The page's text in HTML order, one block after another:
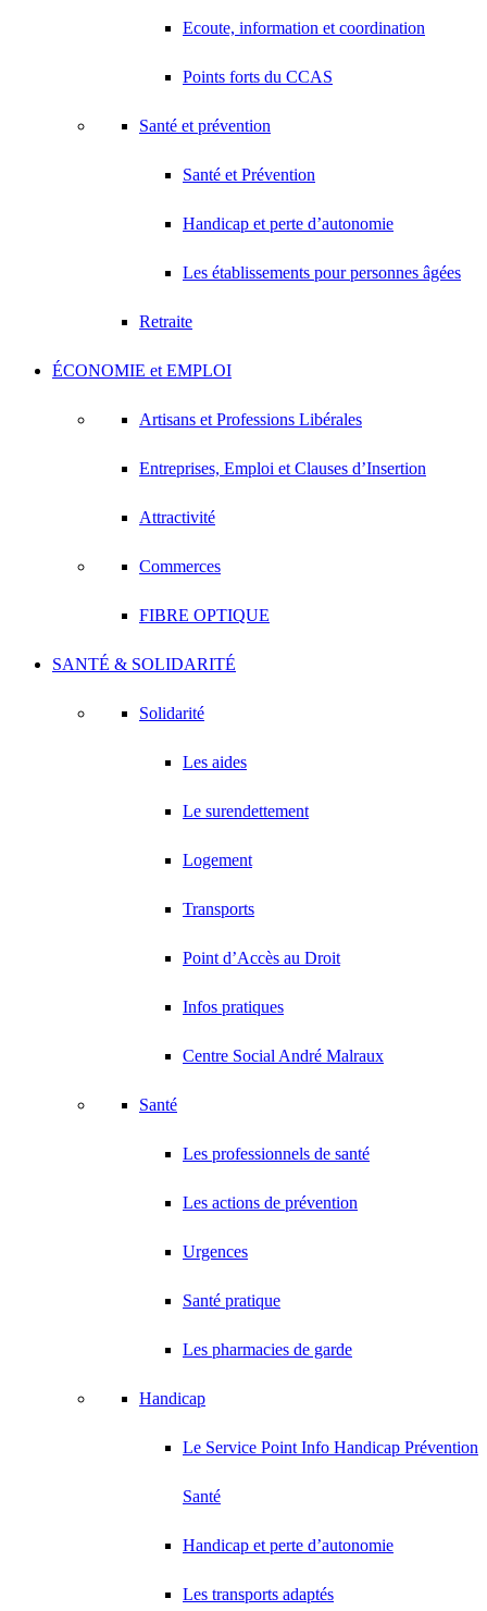
Ecoute, information et coordination
Points forts du CCAS
Santé et prévention
Santé et Prévention
Handicap et perte d’autonomie
Les établissements pour personnes âgées
Retraite
ÉCONOMIE et EMPLOI
Artisans et Professions Libérales
Entreprises, Emploi et Clauses d’Insertion
Attractivité
Commerces
FIBRE OPTIQUE
SANTÉ & SOLIDARITÉ
Solidarité
Les aides
Le surendettement
Logement
Transports
Point d’Accès au Droit
Infos pratiques
Centre Social André Malraux
Santé
Les professionnels de santé
Les actions de prévention
Urgences
Santé pratique
Les pharmacies de garde
Handicap
Le Service Point Info Handicap Prévention
Santé
Handicap et perte d’autonomie
Les transports adaptés